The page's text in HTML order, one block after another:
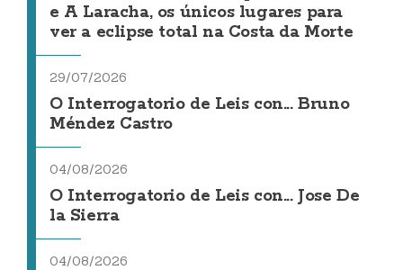
e A Laracha, os únicos lugares para
ver a eclipse total na Costa da Morte
29/07/2026
O Interrogatorio de Leis con... Bruno
Méndez Castro
04/08/2026
O Interrogatorio de Leis con... Jose De
la Sierra
04/08/2026